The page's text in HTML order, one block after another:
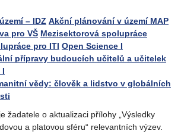
– IDZ Akční plánování v území MAP
pro VŠ Mezisektorová spolupráce
pro ITI Open Science I
přípravy budoucích učitelů a učitelek
I
vědy: člověk a lidstvo v globálních
žadatele o aktualizaci přílohy „Výsledky
a platovou sféru“ relevantních výzev.